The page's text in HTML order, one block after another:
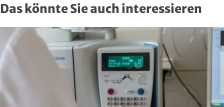
Das könnte Sie auch interessieren